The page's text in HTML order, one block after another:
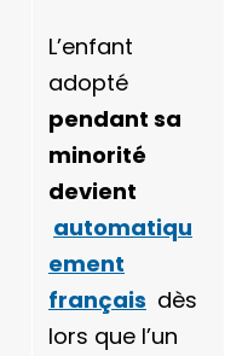
L’enfant
adopté
pendant sa
minorité
devient
automatiqu
ement
français dès
lors que l’un